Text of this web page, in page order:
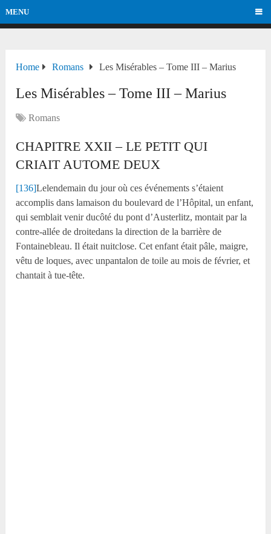
MENU
Home Romans Les Misérables – Tome III – Marius
Les Misérables – Tome III – Marius
Romans
CHAPITRE XXII – LE PETIT QUI
CRIAIT AUTOME DEUX
[136]Lelendemain du jour où ces événements s’étaient
accomplis dans lamaison du boulevard de l’Hôpital, un enfant,
qui semblait venir ducôté du pont d’Austerlitz, montait par la
contre-allée de droitedans la direction de la barrière de
Fontainebleau. Il était nuitclose. Cet enfant était pâle, maigre,
vêtu de loques, avec unpantalon de toile au mois de février, et
chantait à tue-tête.